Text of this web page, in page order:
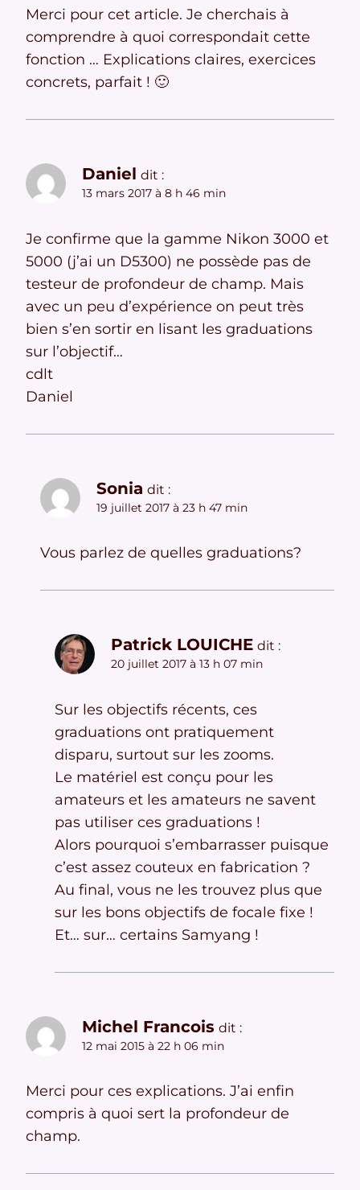
Merci pour cet article. Je cherchais à
comprendre à quoi correspondait cette
fonction … Explications claires, exercices
concrets, parfait ! 🙂
Daniel dit :
13 mars 2017 à 8 h 46 min
Je confirme que la gamme Nikon 3000 et
5000 (j’ai un D5300) ne possède pas de
testeur de profondeur de champ. Mais
avec un peu d’expérience on peut très
bien s’en sortir en lisant les graduations
sur l’objectif…
cdlt
Daniel
Sonia dit :
19 juillet 2017 à 23 h 47 min
Vous parlez de quelles graduations?
Patrick LOUICHE dit :
20 juillet 2017 à 13 h 07 min
Sur les objectifs récents, ces
graduations ont pratiquement
disparu, surtout sur les zooms.
Le matériel est conçu pour les
amateurs et les amateurs ne savent
pas utiliser ces graduations !
Alors pourquoi s’embarrasser puisque
c’est assez couteux en fabrication ?
Au final, vous ne les trouvez plus que
sur les bons objectifs de focale fixe !
Et… sur… certains Samyang !
Michel Francois dit :
12 mai 2015 à 22 h 06 min
Merci pour ces explications. J’ai enfin
compris à quoi sert la profondeur de
champ.